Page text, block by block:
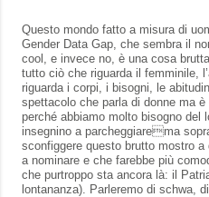
Questo mondo fatto a misura di
Gender Data Gap, che sembra il
cool, e invece no, è una cosa
tutto ciò che riguarda il femminile,
riguarda i corpi, i bisogni, le
spettacolo che parla di donne ma è
perché abbiamo molto bisogno del
insegnino a parcheggiarema
sconfiggere questo brutto mostro
a nominare e che farebbe più
che purtroppo sta ancora là: il
lontananza). Parleremo di schwa,